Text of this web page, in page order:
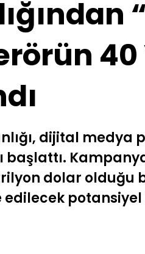
40
dijital
dolar olduğu